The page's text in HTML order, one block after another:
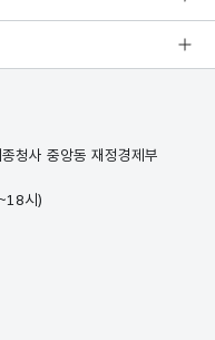
청사 중앙동 재정경제부
시)